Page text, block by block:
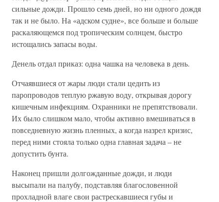
сильные дожди. Прошло семь дней, но ни одного дождя
так и не было. На «адском судне», все больше и больше
раскаляющемся под тропическим солнцем, быстро
истощались запасы воды.
Денель отдал приказ: одна чашка на человека в день.
Отчаявшиеся от жары люди стали цедить из
паропроводов теплую ржавую воду, открывая дорогу
кишечным инфекциям. Охранники не препятствовали.
Их было слишком мало, чтобы активно вмешиваться в
повседневную жизнь пленных, а когда назрел кризис,
перед ними стояла только одна главная задача – не
допустить бунта.
Наконец пришли долгожданные дожди, и люди
высыпали на палубу, подставляя благословенной
прохладной влаге свои растрескавшиеся губы и